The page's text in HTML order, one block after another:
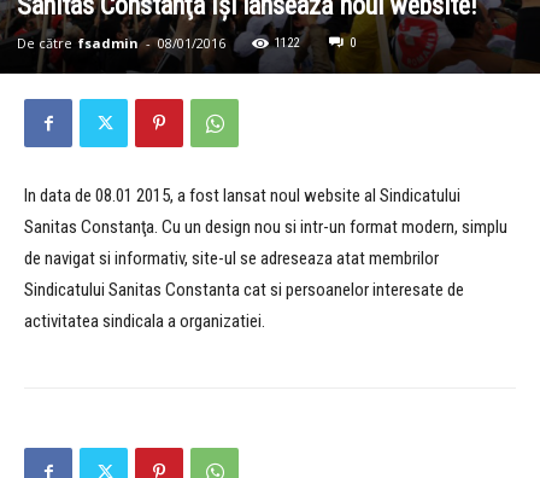
De către fsadmin - 08/01/2016 1122 0
In data de 08.01 2015, a fost lansat noul website al Sindicatului
Sanitas Constanţa. Cu un design nou si intr-un format modern, simplu
de navigat si informativ, site-ul se adreseaza atat membrilor
Sindicatului Sanitas Constanta cat si persoanelor interesate de
activitatea sindicala a organizatiei.